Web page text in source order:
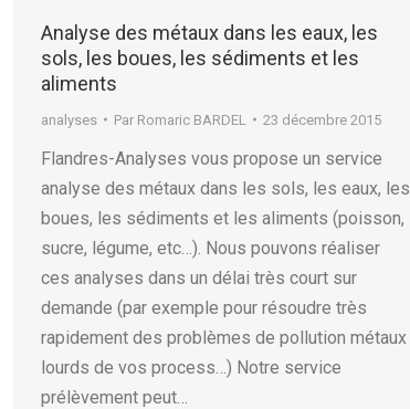
Analyse des métaux dans les eaux, les
sols, les boues, les sédiments et les
aliments
analyses Par Romaric BARDEL 23 décembre 2015
Flandres-Analyses vous propose un service
analyse des métaux dans les sols, les eaux, les
boues, les sédiments et les aliments (poisson,
sucre, légume, etc…). Nous pouvons réaliser
ces analyses dans un délai très court sur
demande (par exemple pour résoudre très
rapidement des problèmes de pollution métaux
lourds de vos process…) Notre service
prélèvement peut…